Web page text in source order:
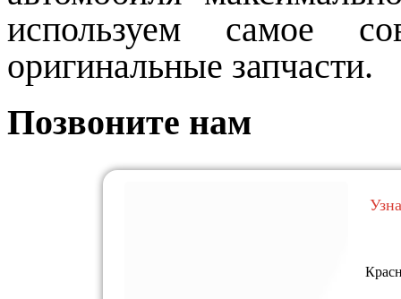
используем самое
оригинальные запчасти.
Позвоните нам